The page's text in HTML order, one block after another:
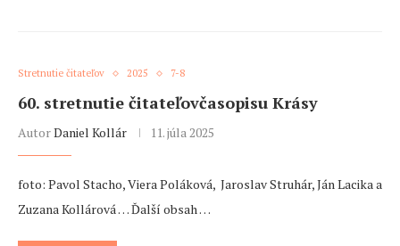
Stretnutie čitateľov 2025 7-8
60. stretnutie čitateľovčasopisu Krásy
AutorDaniel Kollár 11. júla 2025
foto: Pavol Stacho, Viera Poláková, Jaroslav Struhár, Ján Lacika a
Zuzana Kollárová … Ďalší obsah …